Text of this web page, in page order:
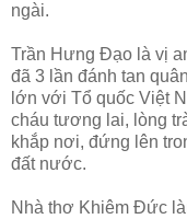
ngài.
Trần Hưng Đạo là vị
đã 3 lần đánh tan
lớn với Tổ quốc Việt
cháu tương lai, lòng
khắp nơi, đứng lên
đất nước.
Nhà thơ Khiêm Đức